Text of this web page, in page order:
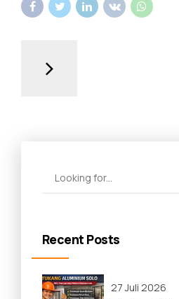
Recent Posts
27 Juli 2026